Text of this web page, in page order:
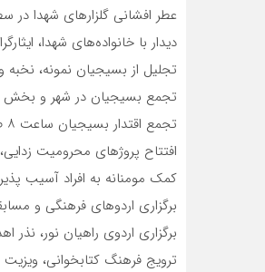
عطر افشانی گلزارهای شهدا در
دیدار با خانواده‌های شهدا،
تجلیل از بسیجیان نمونه، نخبه
تجمع بسیجیان در شهر و بخش
تجمع اقتدار بسیجیان ساعت ۸ صبح روز چهارشنبه، ۳ آذر در سالن ورزشی سردار سجودی
افتتاح پروژهای محرومیت
کمک مومنانه به افراد آسیب
برگزاری اردوهای فرهنگی و
برگزاری اردوی راهیان نور،
ترویج فرهنگ کتابخوانی،